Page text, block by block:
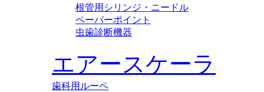
根管用シリンジ・ニードル
ペーパーポイント
虫歯診断機器
エアースケーラ
歯科用ルーペ